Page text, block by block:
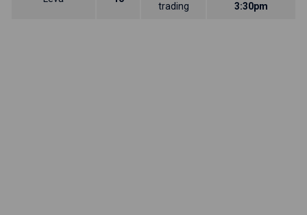
trading
3:30pm